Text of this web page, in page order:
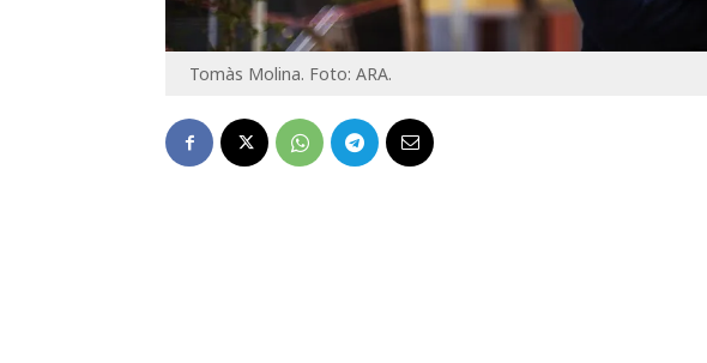
Tomàs Molina. Foto: ARA.